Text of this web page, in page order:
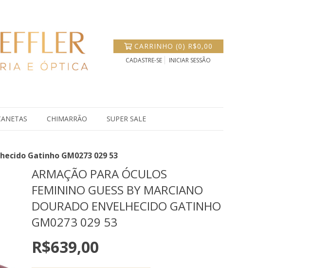
CARRINHO (0) R$0,00
CADASTRE-SE INICIAR SESSÃO
CHIMARRÃO SUPER SALE
Gatinho GM0273 029 53
ARMAÇÃO PARA ÓCULOS
FEMININO GUESS BY MARCIANO
DOURADO ENVELHECIDO GATINHO
GM0273 029 53
R$639,00